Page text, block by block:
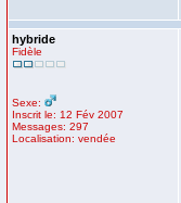
hybride
Fidèle
Sexe:
Inscrit le: 12 Fév 2007
Messages: 297
Localisation: vendée